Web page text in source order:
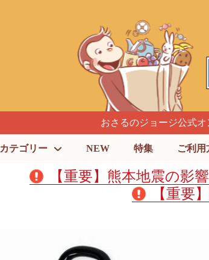
おさるのジョージ公式
カテゴリー NEW 特集 ご利用
【重要】熊本地震の影
【重要